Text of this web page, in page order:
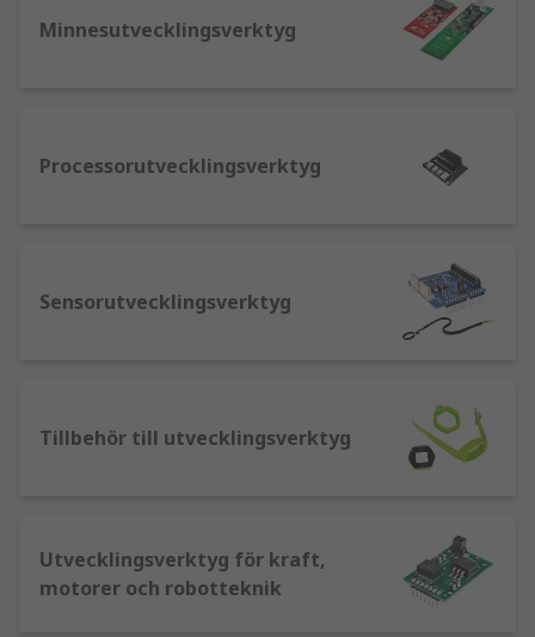
Radiofrekvens: lösningar som möjliggör
temperatur, luftfuktighet
Vi erbjuder också felsökare, programmerare och
in-circuit-emulatorer för testning, samt ett utbud
Minnesutvecklingsverktyg
Processorutvecklingsverktyg
Sensorutvecklingsverktyg
Tillbehör till utvecklingsverktyg
Utvecklingsverktyg för kraft,
motorer och robotteknik